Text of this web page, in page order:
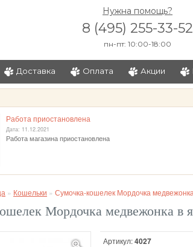
Нужна помощь?
8 (495) 255-33-52
пн-пт: 10:00-18:00
Доставка Оплата Акции
Работа приостановлена
Дата: 11.12.2021
Работа магазина приостановлена
» Кошельки » Сумочка-кошелек Мордочка
Мордочка медвежонка в
Артикул:4027